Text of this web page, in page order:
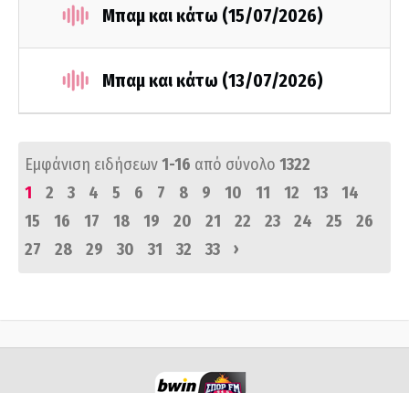
Μπαμ και κάτω (15/07/2026)
Μπαμ και κάτω (13/07/2026)
Εμφάνιση ειδήσεων1-16 από σύνολο 1322
1
2 3 4 5 6 7 8 9 10 11 12 13
14
15
16 17 18 19 20 21 22 23 24 25
26
27
28 29 30 31 32 33 ›